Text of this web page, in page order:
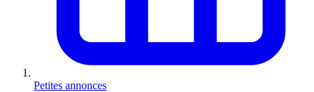
Petites annonces